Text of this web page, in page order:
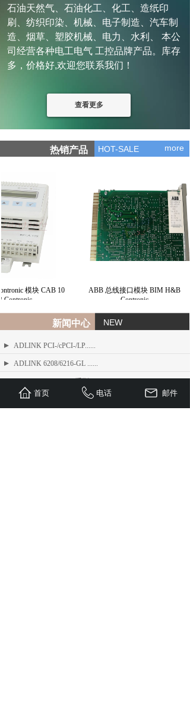
石油天然气、石油化工、化工、造纸印
刷、纺织印染、机械、电子制造、汽车制
造、烟草、塑胶机械、电力、水利、 本公
司经营各种电工电气 工控品牌产品。库存
多，价格好,欢迎您联系我们！
查看更多
more
热销产品 HOT-SALE
模块 CAB 10
ABB 总线接口模块 BIM H&B
Contronic
新闻中心 NEW
ADLINK PCI-/cPCI-/LP......
ADLINK 6208/6216-GL ......
ADLINK Angelo RTV 系列......
首页 电话 邮件